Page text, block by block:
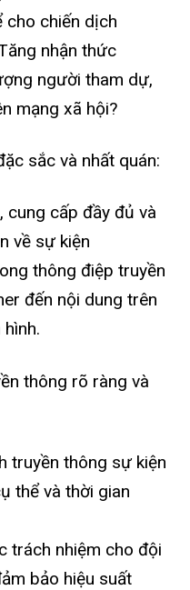
chiến dịch
nhận thức
người tham dự,
mạng xã hội?
sắc và nhất quán:
cung cấp đầy đủ và
về sự kiện
thông điệp truyền
đến nội dung trên
thông rõ ràng và
truyền thông sự kiện
thể và thời gian
trách nhiệm cho đội
bảo hiệu suất